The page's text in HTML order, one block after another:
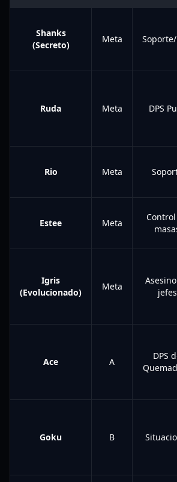
Shanks
(Secreto)
Meta Soporte/
Ruda Meta DPS
Rio Meta
Estee Meta
Igris
(Evolucionado)
Meta
jefes
Ace A
DPS
Goku B